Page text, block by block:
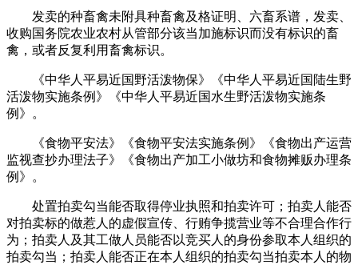
发卖的种畜禽未附具种畜禽及格证明、六畜系谱，发卖、
收购国务院农业农村从管部分该当加施标识而没有标识的畜
禽，或者反复利用畜禽标识。
《中华人平易近国野活泼物保》《中华人平易近国陆生野
活泼物实施条例》《中华人平易近国水生野活泼物实施条
例》。
《食物平安法》《食物平安法实施条例》《食物出产运营
监视查抄办理法子》《食物出产加工小做坊和食物摊贩办理条
例》。
处置拍卖勾当能否取得停业执照和拍卖许可；拍卖人能否
对拍卖标的做惹人的虚假宣传、行贿争揽营业等不合理合作行
为；拍卖人及其工做人员能否以竞买人的身份参取本人组织的
拍卖勾当；拍卖人能否正在本人组织的拍卖勾当拍卖本人的物